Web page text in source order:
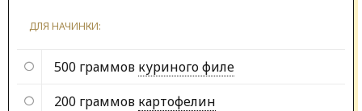
ДЛЯ НАЧИНКИ:
500 граммов куриного филе
200 граммов картофелин